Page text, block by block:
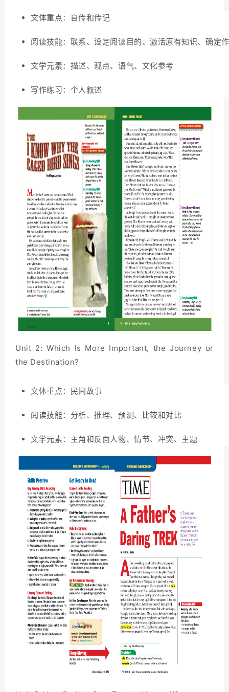
文体重点：自传和传记
阅读技能：联系、设定阅读目的、激活原有知识、确定
文学元素：描述、观点、语气、文化参考
写作练习：个人叙述
Unit 2: Which Is More Important, the Journey or
the Destination?
文体重点：民间故事
阅读技能：分析、推理、预测、比较和对比
文学元素：主角和反面人物、情节、冲突、主题